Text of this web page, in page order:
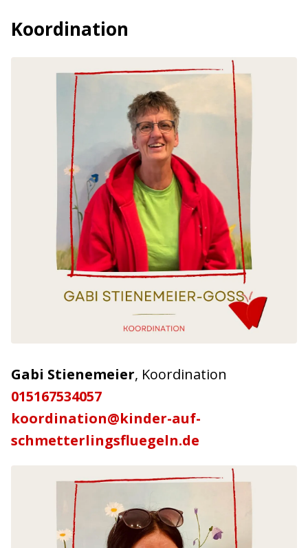
Koordination
Gabi Stienemeier, Koordination
015167534057
koordination@kinder-auf-
schmetterlingsfluegeln.de